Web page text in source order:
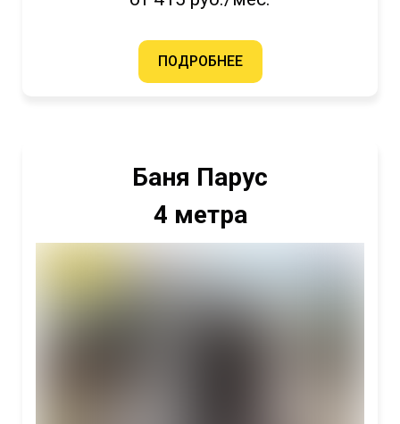
ПОДРОБНЕЕ
Баня Парус
4 метра